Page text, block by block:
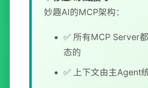
妙趣AI的MCP架构：
✅ 所有MCP Server
态的
✅ 上下文由主Agent